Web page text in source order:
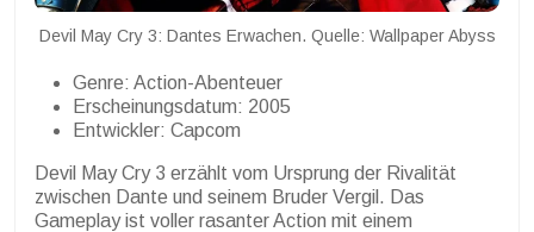
Devil May Cry 3: Dantes Erwachen. Quelle: Wallpaper Abyss
Genre: Action-Abenteuer
Erscheinungsdatum: 2005
Entwickler: Capcom
Devil May Cry 3 erzählt vom Ursprung der Rivalität
zwischen Dante und seinem Bruder Vergil. Das
Gameplay ist voller rasanter Action mit einem